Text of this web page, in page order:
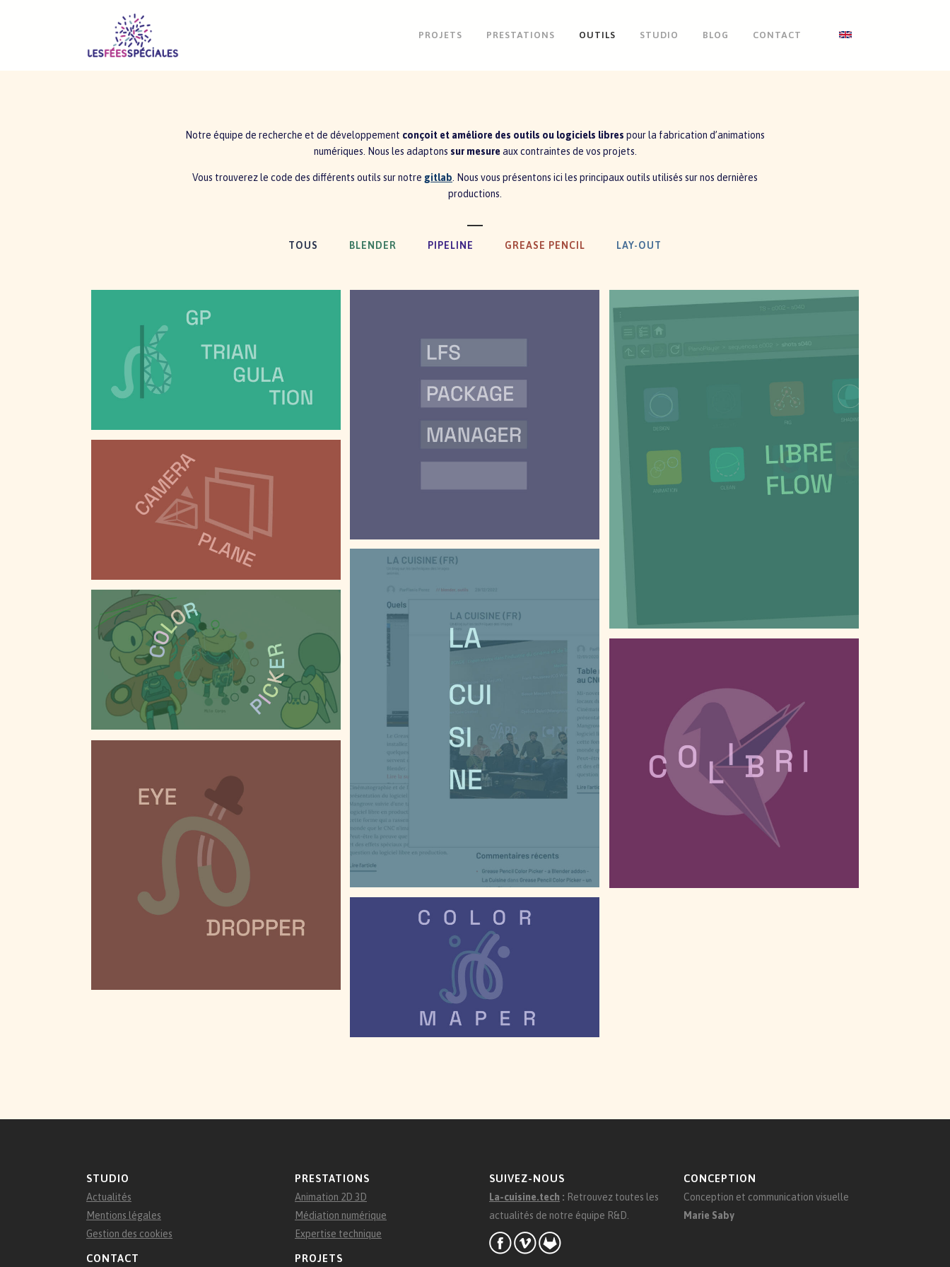
PROJETS PRESTATIONS OUTILS STUDIO BLOG CONTACT
Notre équipe de recherche et de développement conçoit et améliore des outils ou logiciels libres pour la fabrication d’animations
numériques. Nous les adaptons sur mesureaux contraintes de vos projets.
Vous trouverez le code des différents outils sur notre gitlab . Nous vous présentons ici les principaux outils utilisés sur nos dernières
productions.
TOUS BLENDER PIPELINE GREASE PENCIL LAY-OUT
GP TRIANGULATION
LFS PACKAGE MANAGER
LIBREFLOW
CAMERA PLANE
LA CUISINE, LE BLOG SPÉCIALISÉ EN R&D
COLOR PICKER, UN ADDON BLENDER
COLIBRI, UNE BIBLIOTHÈQUE DE POSES ET
D’ANIMATIONS POUR BLENDER
EYE DROPPER, UN ADDON BLENDER
COLOR MAPPER, UN ADDON BLENDER POUR
UNE GESTION AVANCÉE DE LA COULEUR
STUDIO
Actualités
Mentions légales
Gestion des cookies
CONTACT
PRESTATIONS
Animation 2D 3D
Médiation numérique
Expertise technique
PROJETS
SUIVEZ-NOUS
La-cuisine.tech : Retrouvez toutes les
actualités de notre équipe R&D.
CONCEPTION
Conception et communication visuelle
Marie Saby